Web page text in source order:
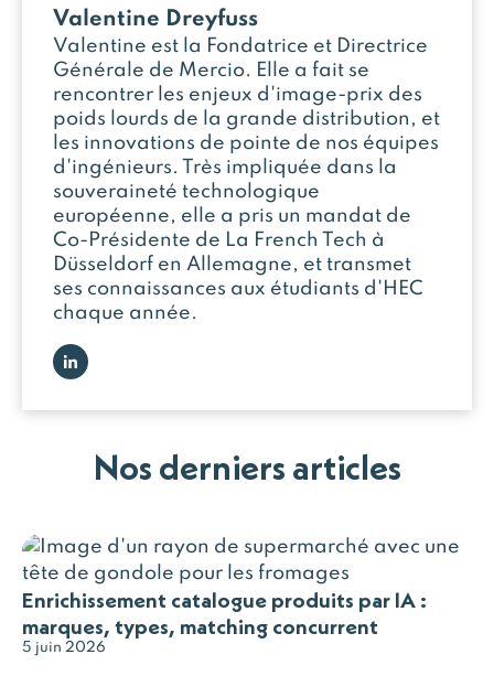
Valentine Dreyfuss
Valentine est la Fondatrice et Directrice
Générale de Mercio. Elle a fait se
rencontrer les enjeux d'image-prix des
poids lourds de la grande distribution, et
les innovations de pointe de nos équipes
d'ingénieurs. Très impliquée dans la
souveraineté technologique
européenne, elle a pris un mandat de
Co-Présidente de La French Tech à
Düsseldorf en Allemagne, et transmet
ses connaissances aux étudiants d'HEC
chaque année.
Nos derniers articles
Enrichissement catalogue produits par IA :
marques, types, matching concurrent
5 juin 2026